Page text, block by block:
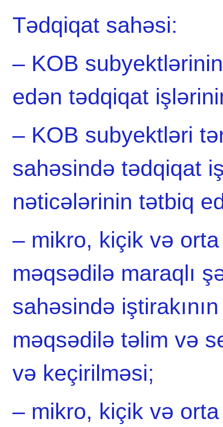
Tədqiqat sahəsi:
– KOB
edən tədqiqat
– KOB subyektləri
sahəsində tədqiqat
nəticələrinin tətbiq
– mikro, kiçik və orta
məqsədilə maraqlı
sahəsində
məqsədilə təlim və
və keçirilməsi;
– mikro, kiçik və orta